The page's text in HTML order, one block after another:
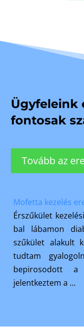
Ügyfeleink
fontosak
Tovább az
Mofetta kezelés
Érszűkület
bal lábamon
szűkület alakult
tudtam
bepirosodott a
jelentkeztem a ...